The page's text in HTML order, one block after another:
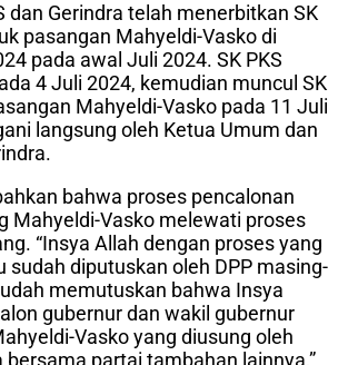
dan Gerindra telah menerbitkan SK
pasangan Mahyeldi-Vasko di
pada awal Juli 2024. SK PKS
4 Juli 2024, kemudian muncul SK
Mahyeldi-Vasko pada 11 Juli
langsung oleh Ketua Umum dan
bahwa proses pencalonan
Mahyeldi-Vasko melewati proses
“Insya Allah dengan proses yang
sudah diputuskan oleh DPP masing-
memutuskan bahwa Insya
gubernur dan wakil gubernur
Vasko yang diusung oleh